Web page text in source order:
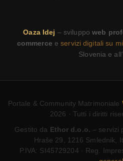
Oaza Idej – sviluppoweb
commerce eservizi digitali su
Slovenia e
Portale & Community Matrimoniale
2026 · Tutti i diritti
Gestito da Ethor d.o.o. – servizi
Hraše 29, 1216 Smlednik,
P.IVA: SI45729204 · Reg.